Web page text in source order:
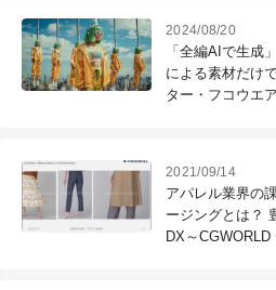
2024/08/20
「全編AIで生成
による素材だけ
ター・フコウエ
2021/09/14
アパレル業界の
ージングとは？
DX～